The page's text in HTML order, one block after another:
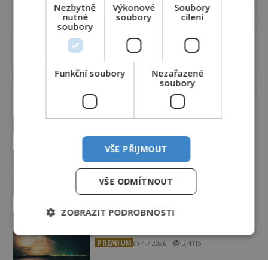
Podivné události roku 2023: Jsou
Američané v obležení UFO?
PREMIUM 27.7.2026
Nad australským městem
PREMIUM 4.7.2026 3.4TIS
Nezbytně
nutné
soubory
Výkonové
soubory
Soubory
cílení
Funkční soubory
Nezařazené
soubory
VŠE PŘIJMOUT
VŠE ODMÍTNOUT
ZOBRAZIT PODROBNOSTI